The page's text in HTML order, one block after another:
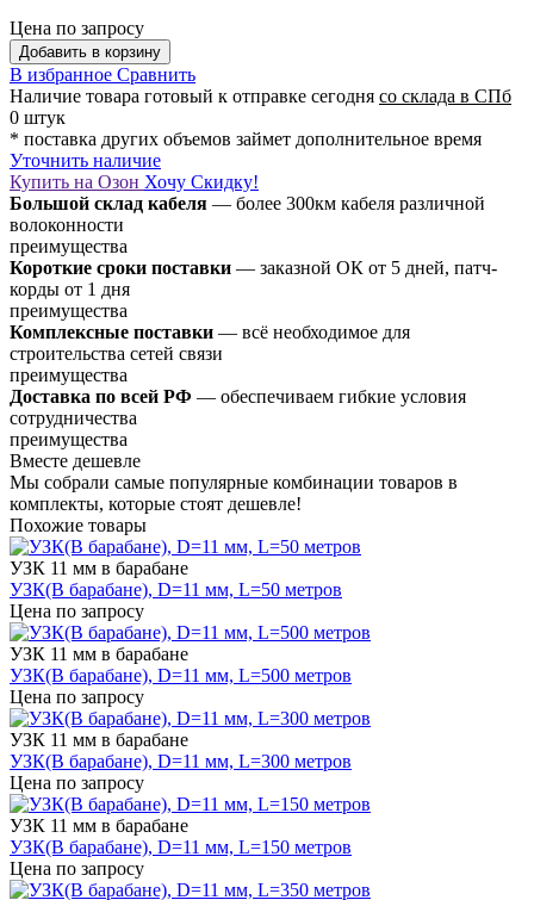
Цена по запросу
Добавить в корзину
В избранное Сравнить
Наличие товара готовый к отправке сегодня со склада в СПб
0 штук
* поставка других объемов займет дополнительное время
Уточнить наличие
Купить на Озон Хочу Скидку!
Большой склад кабеля — более 300км кабеля различной
волоконности
преимущества
Короткие сроки поставки — заказной ОК от 5 дней, патч-
корды от 1 дня
преимущества
Комплексные поставки — всё необходимое для
строительства сетей связи
преимущества
Доставка по всей РФ — обеспечиваем гибкие условия
сотрудничества
преимущества
Вместе дешевле
Мы собрали самые популярные комбинации товаров в
комплекты, которые стоят дешевле!
Похожие товары
УЗК 11 мм в барабане
УЗК(В барабане), D=11 мм, L=50 метров
Цена по запросу
УЗК 11 мм в барабане
УЗК(В барабане), D=11 мм, L=500 метров
Цена по запросу
УЗК 11 мм в барабане
УЗК(В барабане), D=11 мм, L=300 метров
Цена по запросу
УЗК 11 мм в барабане
УЗК(В барабане), D=11 мм, L=150 метров
Цена по запросу